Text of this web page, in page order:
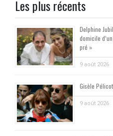
Les plus récents
Delphine
domicile
pré »
9 août 2026
Gisèle
9 août 2026